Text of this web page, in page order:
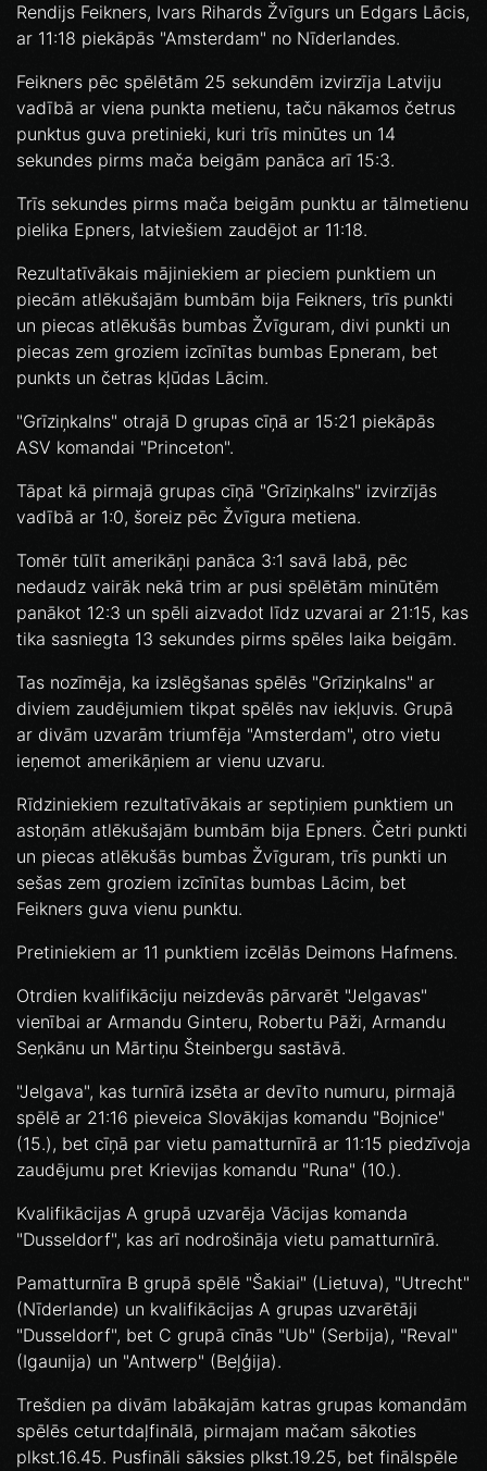
Rendijs Feikners, Ivars Rihards Žvīgurs un Edgars Lācis,
ar 11:18 piekāpās "Amsterdam" no Nīderlandes.
Feikners pēc spēlētām 25 sekundēm izvirzīja Latviju
vadībā ar viena punkta metienu, taču nākamos četrus
punktus guva pretinieki, kuri trīs minūtes un 14
sekundes pirms mača beigām panāca arī 15:3.
Trīs sekundes pirms mača beigām punktu ar tālmetienu
pielika Epners, latviešiem zaudējot ar 11:18.
Rezultatīvākais mājiniekiem ar pieciem punktiem un
piecām atlēkušajām bumbām bija Feikners, trīs punkti
un piecas atlēkušās bumbas Žvīguram, divi punkti un
piecas zem groziem izcīnītas bumbas Epneram, bet
punkts un četras kļūdas Lācim.
"Grīziņkalns" otrajā D grupas cīņā ar 15:21 piekāpās
ASV komandai "Princeton".
Tāpat kā pirmajā grupas cīņā "Grīziņkalns" izvirzījās
vadībā ar 1:0, šoreiz pēc Žvīgura metiena.
Tomēr tūlīt amerikāņi panāca 3:1 savā labā, pēc
nedaudz vairāk nekā trim ar pusi spēlētām minūtēm
panākot 12:3 un spēli aizvadot līdz uzvarai ar 21:15, kas
tika sasniegta 13 sekundes pirms spēles laika beigām.
Tas nozīmēja, ka izslēgšanas spēlēs "Grīziņkalns" ar
diviem zaudējumiem tikpat spēlēs nav iekļuvis. Grupā
ar divām uzvarām triumfēja "Amsterdam", otro vietu
ieņemot amerikāņiem ar vienu uzvaru.
Rīdziniekiem rezultatīvākais ar septiņiem punktiem un
astoņām atlēkušajām bumbām bija Epners. Četri punkti
un piecas atlēkušās bumbas Žvīguram, trīs punkti un
sešas zem groziem izcīnītas bumbas Lācim, bet
Feikners guva vienu punktu.
Pretiniekiem ar 11 punktiem izcēlās Deimons Hafmens.
Otrdien kvalifikāciju neizdevās pārvarēt "Jelgavas"
vienībai ar Armandu Ginteru, Robertu Pāži, Armandu
Seņkānu un Mārtiņu Šteinbergu sastāvā.
"Jelgava", kas turnīrā izsēta ar devīto numuru, pirmajā
spēlē ar 21:16 pieveica Slovākijas komandu "Bojnice"
(15.), bet cīņā par vietu pamatturnīrā ar 11:15 piedzīvoja
zaudējumu pret Krievijas komandu "Runa" (10.).
Kvalifikācijas A grupā uzvarēja Vācijas komanda
"Dusseldorf", kas arī nodrošināja vietu pamatturnīrā.
Pamatturnīra B grupā spēlē "Šakiai" (Lietuva), "Utrecht"
(Nīderlande) un kvalifikācijas A grupas uzvarētāji
"Dusseldorf", bet C grupā cīnās "Ub" (Serbija), "Reval"
(Igaunija) un "Antwerp" (Beļģija).
Trešdien pa divām labākajām katras grupas komandām
spēlēs ceturtdaļfinālā, pirmajam mačam sākoties
plkst.16.45. Pusfināli sāksies plkst.19.25, bet finālspēle